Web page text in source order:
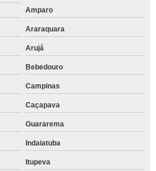
Amparo
Araraquara
Arujá
Bebedouro
Campinas
Caçapava
Guararema
Indaiatuba
Itupeva